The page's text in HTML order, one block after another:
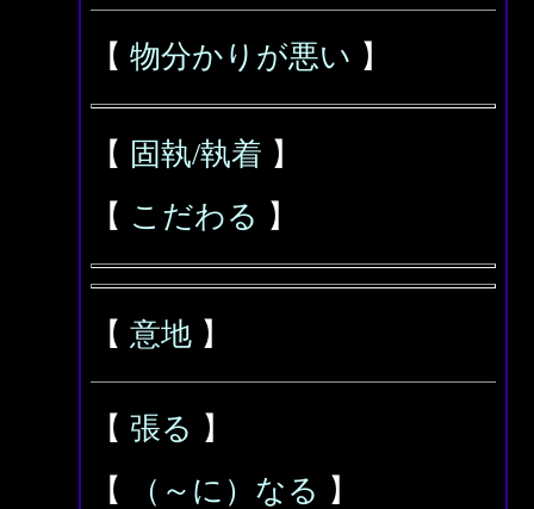
【 物分かりが悪い 】
【 固執/執着 】
【 こだわる 】
【 意地 】
【 張る 】
【
（～に）なる 】